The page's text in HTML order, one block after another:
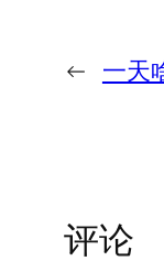
← 一天
评论